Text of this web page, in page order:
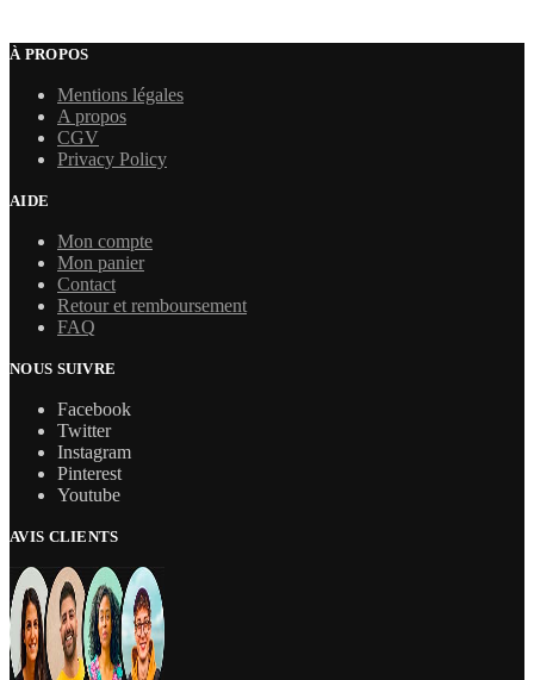
À PROPOS
Mentions légales
A propos
CGV
Privacy Policy
AIDE
Mon compte
Mon panier
Contact
Retour et remboursement
FAQ
NOUS SUIVRE
Facebook
Twitter
Instagram
Pinterest
Youtube
AVIS CLIENTS